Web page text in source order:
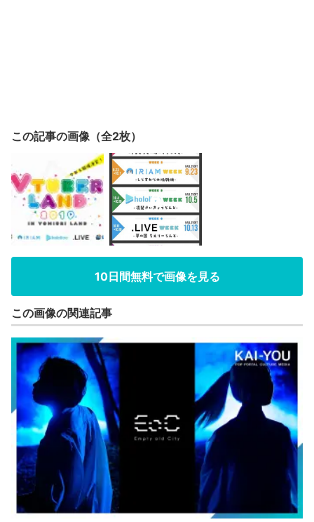
この記事の画像（全2枚）
10日間無料で画像を見る
この画像の関連記事